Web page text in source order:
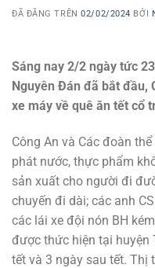
ĐÃ ĐĂNG TRÊN02/02/2024 BỞI
Sáng nay 2/2 ngày tức
Nguyên Đán đã bắt đầu,
xe máy về quê ăn tết cổ
Công An và Các đoàn
phát nước, thực phẩm
sản xuất cho người đi
chuyến đi dài; các anh
các lái xe đội nón BH
được thức hiện tại huyện
tết và 3 ngày sau tết. Thị